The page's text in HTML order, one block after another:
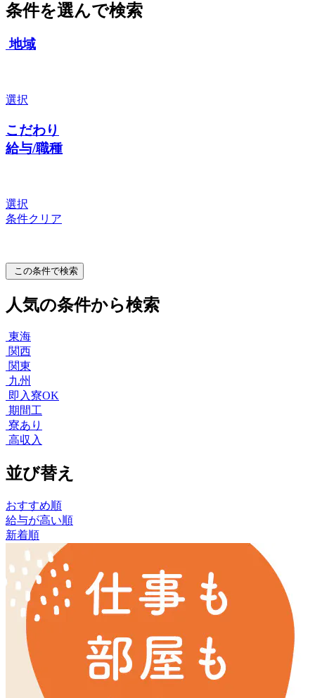
条件を選んで検索
地域
選択
こだわり
給与/職種
選択
条件クリア
この条件で検索
人気の条件から検索
東海
関西
関東
九州
即入寮OK
期間工
寮あり
高収入
並び替え
おすすめ順
給与が高い順
新着順